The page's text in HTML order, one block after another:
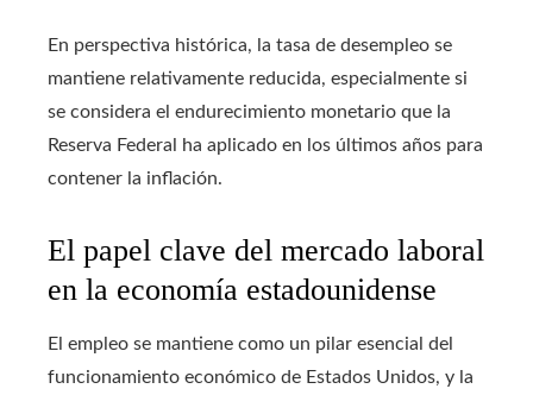
En perspectiva histórica, la tasa de desempleo se
mantiene relativamente reducida, especialmente si
se considera el endurecimiento monetario que la
Reserva Federal ha aplicado en los últimos años para
contener la inflación.
El papel clave del mercado laboral
en la economía estadounidense
El empleo se mantiene como un pilar esencial del
funcionamiento económico de Estados Unidos, y la